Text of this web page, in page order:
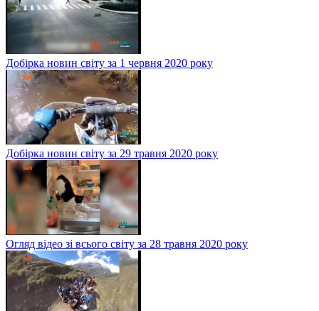
Добірка новин світу за 1 червня 2020 року
Добірка новин світу за 29 травня 2020 року
Огляд відео зі всього світу за 28 травня 2020 року